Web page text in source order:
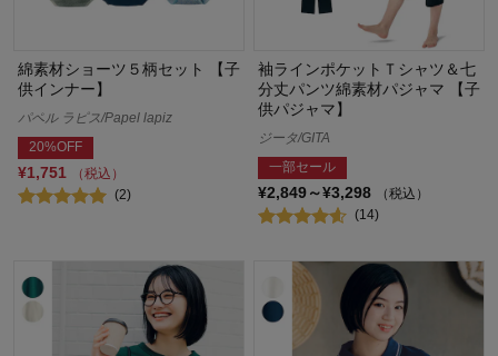
綿素材ショーツ５柄セット 【子
供インナー】
パペル ラピス/Papel lapiz
20%OFF
¥1,751
（税込）
(2)
袖ラインポケットＴシャツ＆七
分丈パンツ綿素材パジャマ 【子
供パジャマ】
ジータ/GITA
一部セール
¥2,849～¥3,298
（税込）
(14)